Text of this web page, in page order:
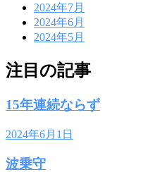
2024年7月
2024年6月
2024年5月
注目の記事
15年連続ならず
2024年6月1日
波乗守